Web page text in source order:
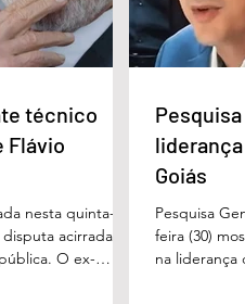
na liderança
Governo de
técnico
Flávio
nesta quinta-
acirrada em
O ex-
liderança
Goiás
Pesquisa
feira (30)
na liderança